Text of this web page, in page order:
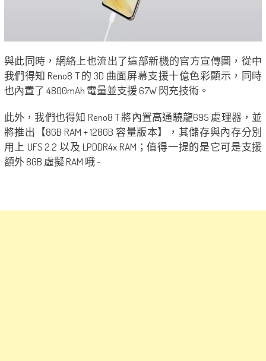
與此同時，網絡上也流出了這部新機的官方宣傳圖，從中
我們得知 Reno8 T 的 3D 曲面屏幕支援十億色彩顯示，同時
也內置了 4800mAh 電量並支援 67W 閃充技術。
此外，我們也得知 Reno8 T 將內置高通驍龍695 處理器，並
將推出【8GB RAM + 128GB 容量版本】，其儲存與內存分別
用上 UFS 2.2 以及 LPDDR4x RAM；值得一提的是它可是支援
額外 8GB 虛擬 RAM 哦 ~